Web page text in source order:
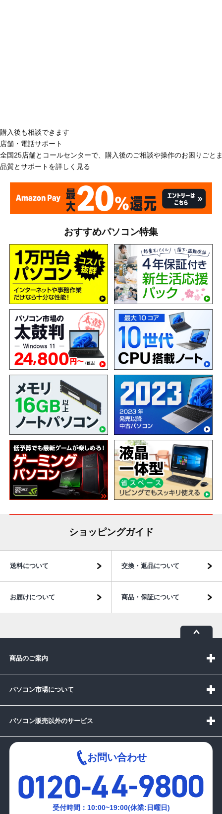
購入後も相談できます
店舗・電話サポート
全国25店舗とコールセンターで、購入後のご相談や操作のお困りごと
品質とサポートを詳しく見る
おすすめパソコン特集
ショッピングガイド
送料について 交換・返品について
お届けについて 商品・保証について
商品のご案内
パソコン市場について
パソコン販売以外のサービス
お問い合わせ
受付時間：10:00~19:00(休業:日曜日)